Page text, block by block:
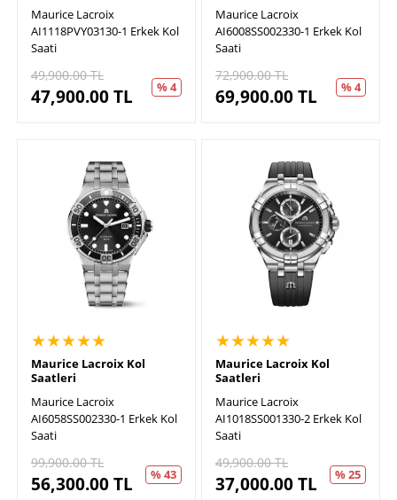
Maurice Lacroix
AI1118PVY03130-1 Erkek Kol
Saati
49,900.00TL
47,900.00TL % 4
Maurice Lacroix
AI6008SS002330-1 Erkek Kol
Saati
72,900.00TL
69,900.00TL % 4
★★★★★
Maurice Lacroix Kol
Saatleri
Maurice Lacroix
AI6058SS002330-1 Erkek Kol
Saati
99,900.00TL
56,300.00TL % 43
★★★★★
Maurice Lacroix Kol
Saatleri
Maurice Lacroix
AI1018SS001330-2 Erkek Kol
Saati
49,900.00TL
37,000.00TL % 25